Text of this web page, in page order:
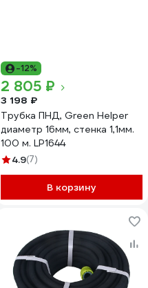
-12%
2 805 ₽
3 198 ₽
Трубка ПНД, Green Helper
диаметр 16мм, стенка 1,1мм.
100 м. LP1644
4.9(7)
В корзину